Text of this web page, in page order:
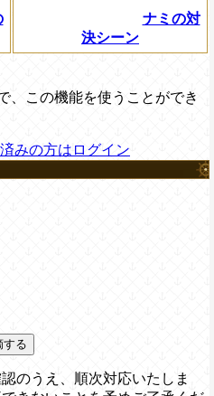
ナミの対
決シーン
、この機能を使うことができ
みの方はログイン
する
のうえ、順次対応いたしま